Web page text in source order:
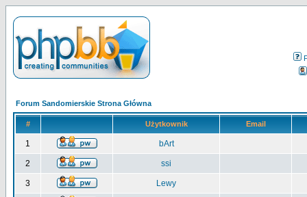
Forum Sandomierskie Strona Główna
# Użytkownik Email
1 bArt
2 ssi
3 Lewy